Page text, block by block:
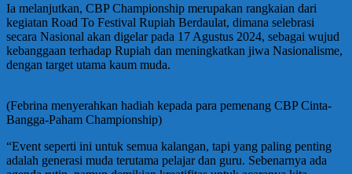
Ia melanjutkan, CBP Championship merupakan rangkaian dari
kegiatan Road To Festival Rupiah Berdaulat, dimana selebrasi
secara Nasional akan digelar pada 17 Agustus 2024, sebagai wujud
kebanggaan terhadap Rupiah dan meningkatkan jiwa Nasionalisme,
dengan target utama kaum muda.
(Febrina menyerahkan hadiah kepada para pemenang CBP Cinta-
Bangga-Paham Championship)
“Event seperti ini untuk semua kalangan, tapi yang paling penting
adalah generasi muda terutama pelajar dan guru. Sebenarnya ada